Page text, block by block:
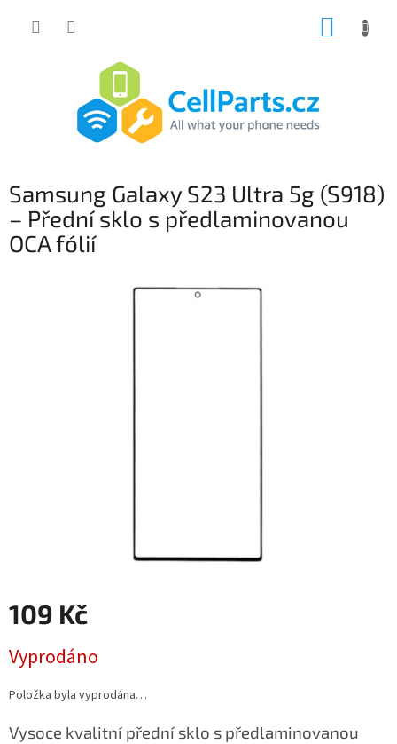
Samsung Galaxy S23 Ultra 5g (S918)
– Přední sklo s předlaminovanou
OCA fólií
109 Kč
cena:
Vyprodáno
Položka byla vyprodána…
Vysoce kvalitní přední sklo s předlaminovanou